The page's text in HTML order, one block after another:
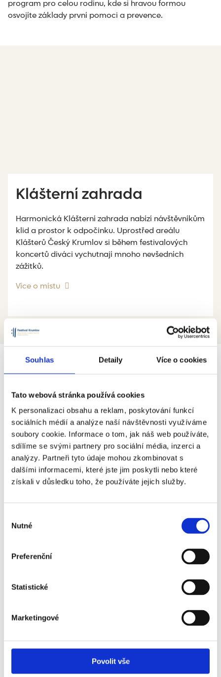
Souhlas Detaily Více o cookies
Tato webová stránka používá cookies
K personalizaci obsahu a reklam, poskytování funkcí
sociálních médií a analýze naší návštěvnosti využíváme
soubory cookie. Informace o tom, jak náš web používáte,
sdílíme se svými partnery pro sociální média, inzerci a
analýzy. Partneři tyto údaje mohou zkombinovat s
dalšími informacemi, které jste jim poskytli nebo které
získali v důsledku toho, že používáte jejich služby.
souhlasu
Nutné
Preferenční
Statistické
Marketingové
Povolit vše
program pro celou rodinu, kde si hravou formou
osvojíte základy první pomoci a prevence.
Klášterní zahrada
Harmonická Klášterní zahrada nabízí návštěvníkům
klid a prostor k odpočinku. Uprostřed areálu
Klášterů Český Krumlov si během festivalových
koncertů diváci vychutnají mnoho nevšedních
zážitků.
Více o místu
Generální partner
Hlavní partneři